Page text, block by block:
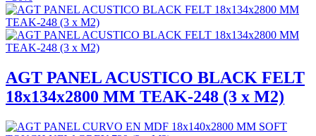
AGT PANEL ACUSTICO BLACK FELT
18x134x2800 MM TEAK-248 (3 x M2)